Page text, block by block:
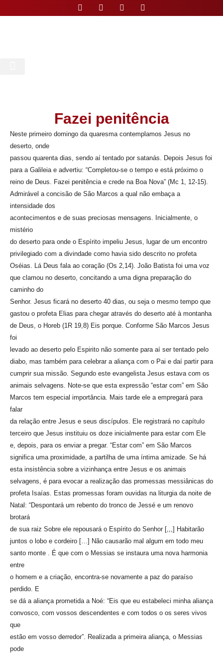
Fazei penitência
Neste primeiro domingo da quaresma contemplamos Jesus no
deserto, onde
passou quarenta dias, sendo aí tentado por satanás. Depois Jesus foi
para a Galileia e advertiu: “Completou-se o tempo e está próximo o
reino de Deus. Fazei penitência e crede na Boa Nova” (Mc 1, 12-15).
Admirável a concisão de São Marcos a qual não embaça a
intensidade dos
acontecimentos e de suas preciosas mensagens. Inicialmente, o
mistério
do deserto para onde o Espírito impeliu Jesus, lugar de um encontro
privilegiado com a divindade como havia sido descrito no profeta
Oséias. Lá Deus fala ao coração (Os 2,14). João Batista foi uma voz
que clamou no deserto, concitando a uma digna preparação do
caminho do
Senhor. Jesus ficará no deserto 40 dias, ou seja o mesmo tempo que
gastou o profeta Elias para chegar através do deserto até à montanha
de Deus, o Horeb (1R 19,8) Eis porque. Conforme São Marcos Jesus
foi
levado ao deserto pelo Espirito não somente para aí ser tentado pelo
diabo, mas também para celebrar a aliança com o Pai e daí partir para
cumprir sua missão. Segundo este evangelista Jesus estava com os
animais selvagens. Note-se que esta expressão “estar com” em São
Marcos tem especial importância. Mais tarde ele a empregará para
falar
da relação entre Jesus e seus discípulos. Ele registrará no capítulo
terceiro que Jesus instituiu os doze inicialmente para estar com Ele
e, depois, para os enviar a pregar. “Estar com” em São Marcos
significa uma proximidade, a partilha de uma íntima amizade. Se há
esta insistência sobre a vizinhança entre Jesus e os animais
selvagens, é para evocar a realização das promessas messiânicas do
profeta Isaías. Estas promessas foram ouvidas na liturgia da noite de
Natal: “Despontará um rebento do tronco de Jessé e um renovo
brotará
de sua raiz Sobre ele repousará o Espírito do Senhor [,,,] Habitarão
juntos o lobo e cordeiro […] Não causarão mal algum em todo meu
santo monte . É que com o Messias se instaura uma nova harmonia
entre
o homem e a criação, encontra-se novamente a paz do paraíso
perdido. E
se dá a aliança prometida a Noé: “Eis que eu estabeleci minha aliança
convosco, com vossos descendentes e com todos o os seres vivos
que
estão em vosso derredor”. Realizada a primeira aliança, o Messias
pode